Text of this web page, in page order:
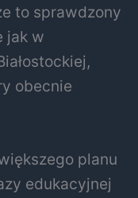
to sprawdzony
jak w
obecnie
planu
edukacyjnej